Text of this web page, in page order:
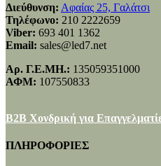
Διεύθυνση: Αφαίας 25, Γαλάτσι
Τηλέφωνο: 210 2222659
Viber: 693 401 1362
Email: sales@led7.net
Αρ. Γ.Ε.ΜΗ.: 135059351000
ΑΦΜ: 107550833
B2B Χονδρική για
ΠΛΗΡΟΦΟΡΙΕΣ